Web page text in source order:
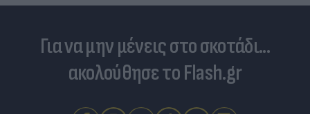
Για να μην μένεις στο σκοτάδι...
ακολούθησε το Flash.gr